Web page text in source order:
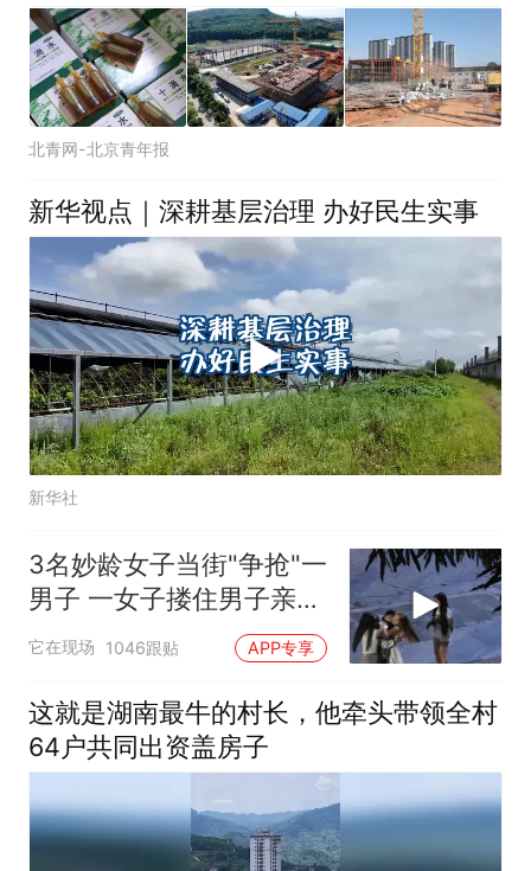
北青网-北京青年报
新华视点｜深耕基层治理 办好民生实事
新华社
3名妙龄女子当街"争抢"一
男子 一女子搂住男子亲一
口
它在现场 1046跟贴 APP专享
这就是湖南最牛的村长，他牵头带领全村
64户共同出资盖房子